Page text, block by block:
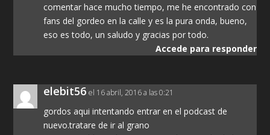
comentar hace mucho tiempo, me he encontrado con
fans del gordeo en la calle y es la pura onda, bueno,
eso es todo, un saludo y gracias por todo.
Accede para responder
elebit56 el 16 abril, 2016 a las 0:21
gordos aqui intentando entrar en el podcast de
nuevo.tratare de ir al grano